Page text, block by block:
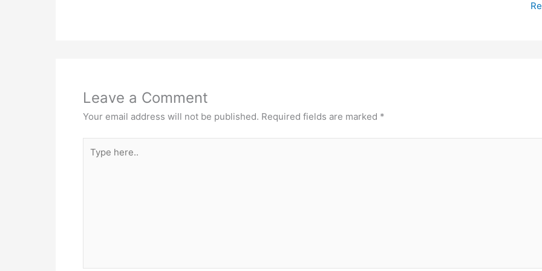
Leave a Comment
Your email address will not be published. Required fields are marked *
here..